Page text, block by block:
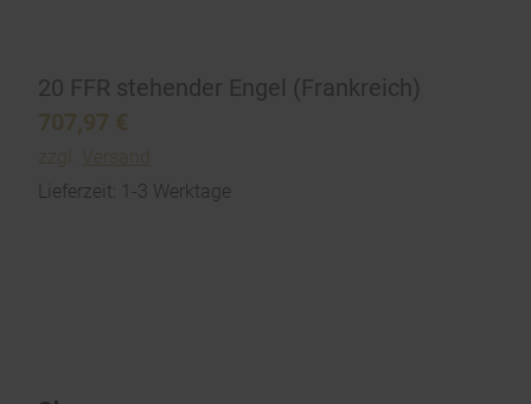
20 FFR stehender Engel (Frankreich)
707,97 €
zzgl.
Versand
Lieferzeit: 1-3 Werktage